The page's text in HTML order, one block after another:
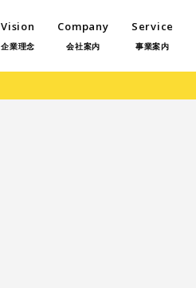
Vision
企業理念
Company
会社案内
Service
事業案内